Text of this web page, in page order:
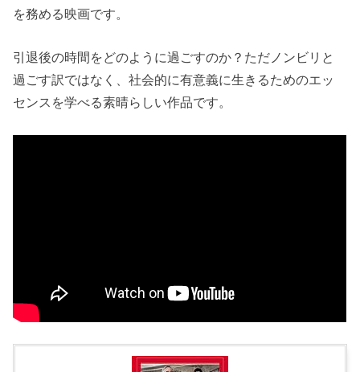
を務める映画です。
引退後の時間をどのように過ごすのか？ただノンビリと
過ごす訳ではなく、社会的に有意義に生きるためのエッ
センスを学べる素晴らしい作品です。